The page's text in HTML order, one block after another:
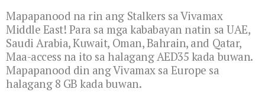
Mapapanood na rin ang Stalkers sa Vivamax
Middle East! Para sa mga kababayan natin sa UAE,
Saudi Arabia, Kuwait, Oman, Bahrain, and Qatar,
Maa-access na ito sa halagang AED35 kada buwan.
Mapapanood din ang Vivamax sa Europe sa
halagang 8 GB kada buwan.